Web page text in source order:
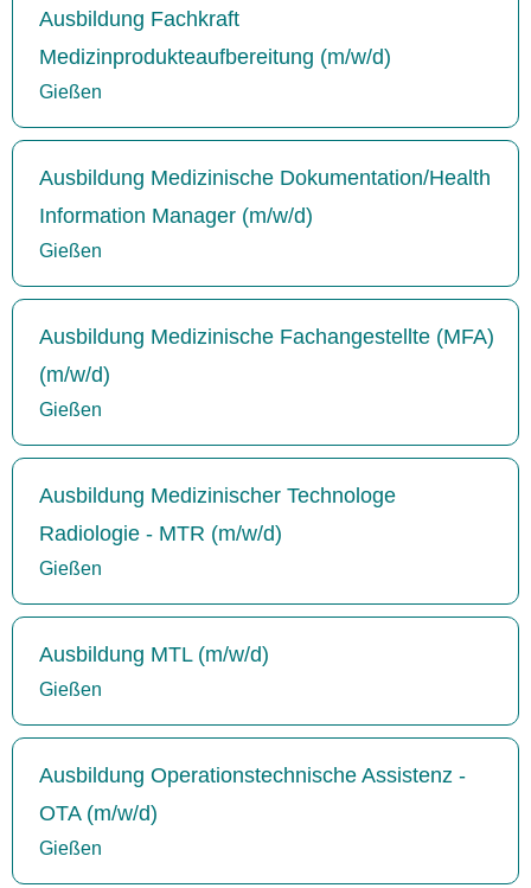
Ausbildung Fachkraft
Medizinprodukteaufbereitung (m/w/d)
Gießen
Ausbildung Medizinische Dokumentation/Health
Information Manager (m/w/d)
Gießen
Ausbildung Medizinische Fachangestellte (MFA)
(m/w/d)
Gießen
Ausbildung Medizinischer Technologe
Radiologie - MTR (m/w/d)
Gießen
Ausbildung MTL (m/w/d)
Gießen
Ausbildung Operationstechnische Assistenz -
OTA (m/w/d)
Gießen